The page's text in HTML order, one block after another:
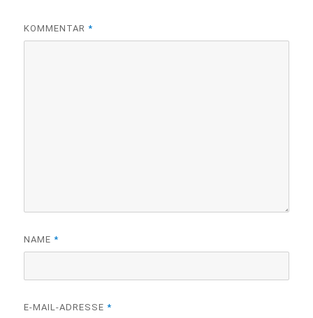
KOMMENTAR*
NAME*
E-MAIL-ADRESSE*